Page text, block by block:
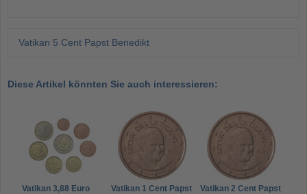
Vatikan 5 Cent Papst Benedikt
Diese Artikel könnten Sie auch interessieren:
Vatikan 3,88 Euro
Vatikan 1 Cent Papst
Vatikan 2 Cent Papst